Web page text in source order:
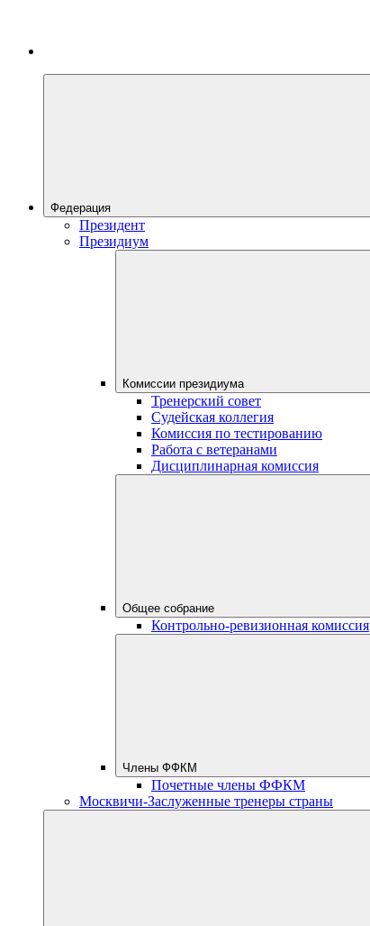
Федерация
Президент
Президиум
Комиссии президиума
Тренерский совет
Судейская коллегия
Комиссия по тестированию
Работа с ветеранами
Дисциплинарная комиссия
Общее собрание
Контрольно-ревизионная комиссия
Члены ФФКМ
Почетные члены ФФКМ
Москвичи-Заслуженные тренеры страны